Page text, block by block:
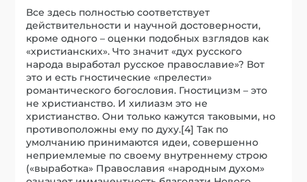
Все здесь полностью соответствует
действительности и научной достоверности,
кроме одного – оценки подобных взглядов как
«христианских». Что значит «дух русского
народа выработал русское православие»? Вот
это и есть гностические «прелести»
романтического богословия. Гностицизм – это
не христианство. И хилиазм это не
христианство. Они только кажутся таковыми, но
противоположны ему по духу.[4] Так по
умолчанию принимаются идеи, совершенно
неприемлемые по своему внутреннему строю
(«выработка» Православия «народным духом»